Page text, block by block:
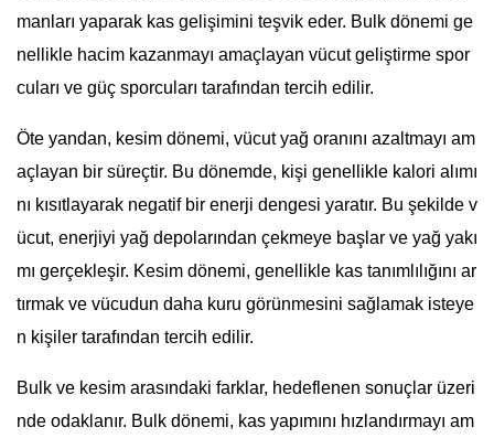
manları yaparak kas gelişimini teşvik eder. Bulk dönemi ge
nellikle hacim kazanmayı amaçlayan vücut geliştirme spor
cuları ve güç sporcuları tarafından tercih edilir.
Öte yandan, kesim dönemi, vücut yağ oranını azaltmayı am
açlayan bir süreçtir. Bu dönemde, kişi genellikle kalori alımı
nı kısıtlayarak negatif bir enerji dengesi yaratır. Bu şekilde v
ücut, enerjiyi yağ depolarından çekmeye başlar ve yağ yakı
mı gerçekleşir. Kesim dönemi, genellikle kas tanımlılığını ar
tırmak ve vücudun daha kuru görünmesini sağlamak isteye
n kişiler tarafından tercih edilir.
Bulk ve kesim arasındaki farklar, hedeflenen sonuçlar üzeri
nde odaklanır. Bulk dönemi, kas yapımını hızlandırmayı am